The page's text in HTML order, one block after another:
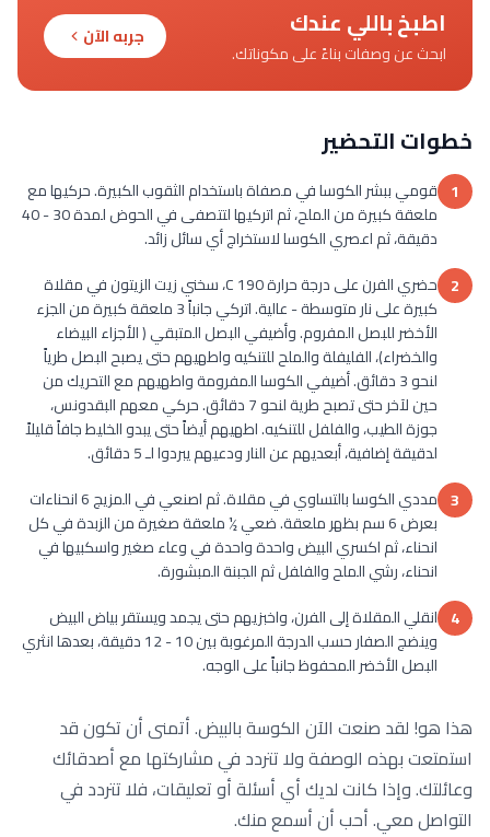
اطبخ باللي عندك
ابحث عن وصفات بناءً على مكوناتك.
جربه الآن
خطوات التحضير
1 قومي ببشر الكوسا في مصفاة باستخدام الثقوب الكبيرة. حركيها مع
ملعقة كبيرة من الملح، ثم اتركيها لتتصفى في الحوض لمدة 30 - 40
دقيقة، ثم اعصري الكوسا لاستخراج أي سائل زائد.
2
حضري الفرن على درجة حرارة 190 C، سخني زيت الزيتون في مقلاة
كبيرة على نار متوسطة - عالية. اتركي جانباً 3 ملعقة كبيرة من الجزء
الأخضر للبصل المفروم. وأضيفي البصل المتبقي ( الأجزاء البيضاء
والخضراء)، الفليفلة والملح للتنكيه واطهيهم حتى يصبح البصل طرياً
لنحو 3 دقائق. أضيفي الكوسا المفرومة واطهيهم مع التحريك من
حين لآخر حتى تصبح طرية لنحو 7 دقائق. حركي معهم البقدونس،
جوزة الطيب، والفلفل للتنكيه. اطهيهم أيضاً حتى يبدو الخليط جافاً قليلاً
لدقيقة إضافية، أبعديهم عن النار ودعيهم يبردوا لـ 5 دقائق.
3
مددي الكوسا بالتساوي في مقلاة. ثم اصنعي في المزيج 6 انحناءات
بعرض 6 سم بظهر ملعقة. ضعي ½ ملعقة صغيرة من الزبدة في كل
انحناء، ثم اكسري البيض واحدة واحدة في وعاء صغير واسكبيها في
انحناء، رشي الملح والفلفل ثم الجبنة المبشورة.
4 انقلي المقلاة إلى الفرن، واخبزيهم حتى يجمد ويستقر بياض البيض
وينضج الصفار حسب الدرجة المرغوبة بين 10 - 12 دقيقة، بعدها انثري
البصل الأخضر المحفوظ جانباً على الوجه.
هذا هو! لقد صنعت الآن الكوسة بالبيض. أتمنى أن تكون قد
استمتعت بهذه الوصفة ولا تتردد في مشاركتها مع أصدقائك
وعائلتك. وإذا كانت لديك أي أسئلة أو تعليقات، فلا تتردد في
التواصل معي. أحب أن أسمع منك.